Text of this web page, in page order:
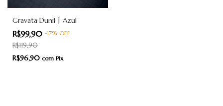
Gravata Dunil | Azul
R$99,90 -17% OFF
R$119,90
R$96,90 com Pix